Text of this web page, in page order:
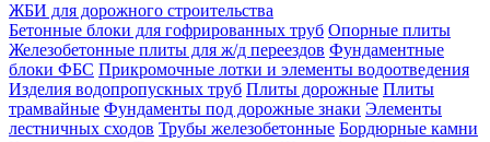
ЖБИ для дорожного строительства
Бетонные блоки для гофрированных труб Опорные плиты
Железобетонные плиты для ж/д переездов Фундаментные
блоки ФБС Прикромочные лотки и элементы водоотведения
Изделия водопропускных труб Плиты дорожные Плиты
трамвайные Фундаменты под дорожные знаки Элементы
лестничных сходов Трубы железобетонные Бордюрные камни